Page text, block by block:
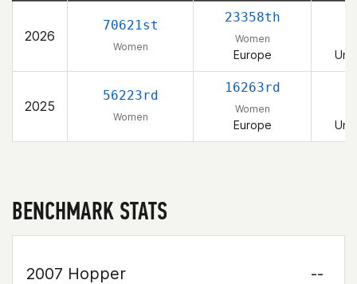
2026
70621st
Women
23358th
Women
Europe
2025
56223rd
Women
16263rd
Women
Europe
BENCHMARK STATS
2007 Hopper
--